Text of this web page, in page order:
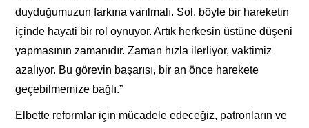
duyduğumuzun farkına varılmalı. Sol, böyle bir hareketin
içinde hayati bir rol oynuyor. Artık herkesin üstüne düşeni
yapmasının zamanıdır. Zaman hızla ilerliyor, vaktimiz
azalıyor. Bu görevin başarısı, bir an önce harekete
geçebilmemize bağlı.”
Elbette reformlar için mücadele edeceğiz, patronların ve